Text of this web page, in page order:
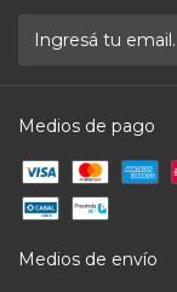
Medios de pago
Medios de envío